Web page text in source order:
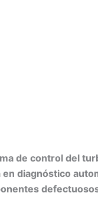
de control del
diagnóstico